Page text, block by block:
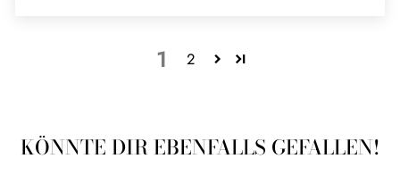
1 2
KÖNNTE DIR EBENFALLS GEFALLEN!